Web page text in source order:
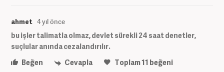
ahmet 4 yıl önce
bu işler talimatla olmaz, devlet sürekli 24 saat denetler,
suçlular anında cezalandırılır.
Beğen
Cevapla Toplam11 beğeni